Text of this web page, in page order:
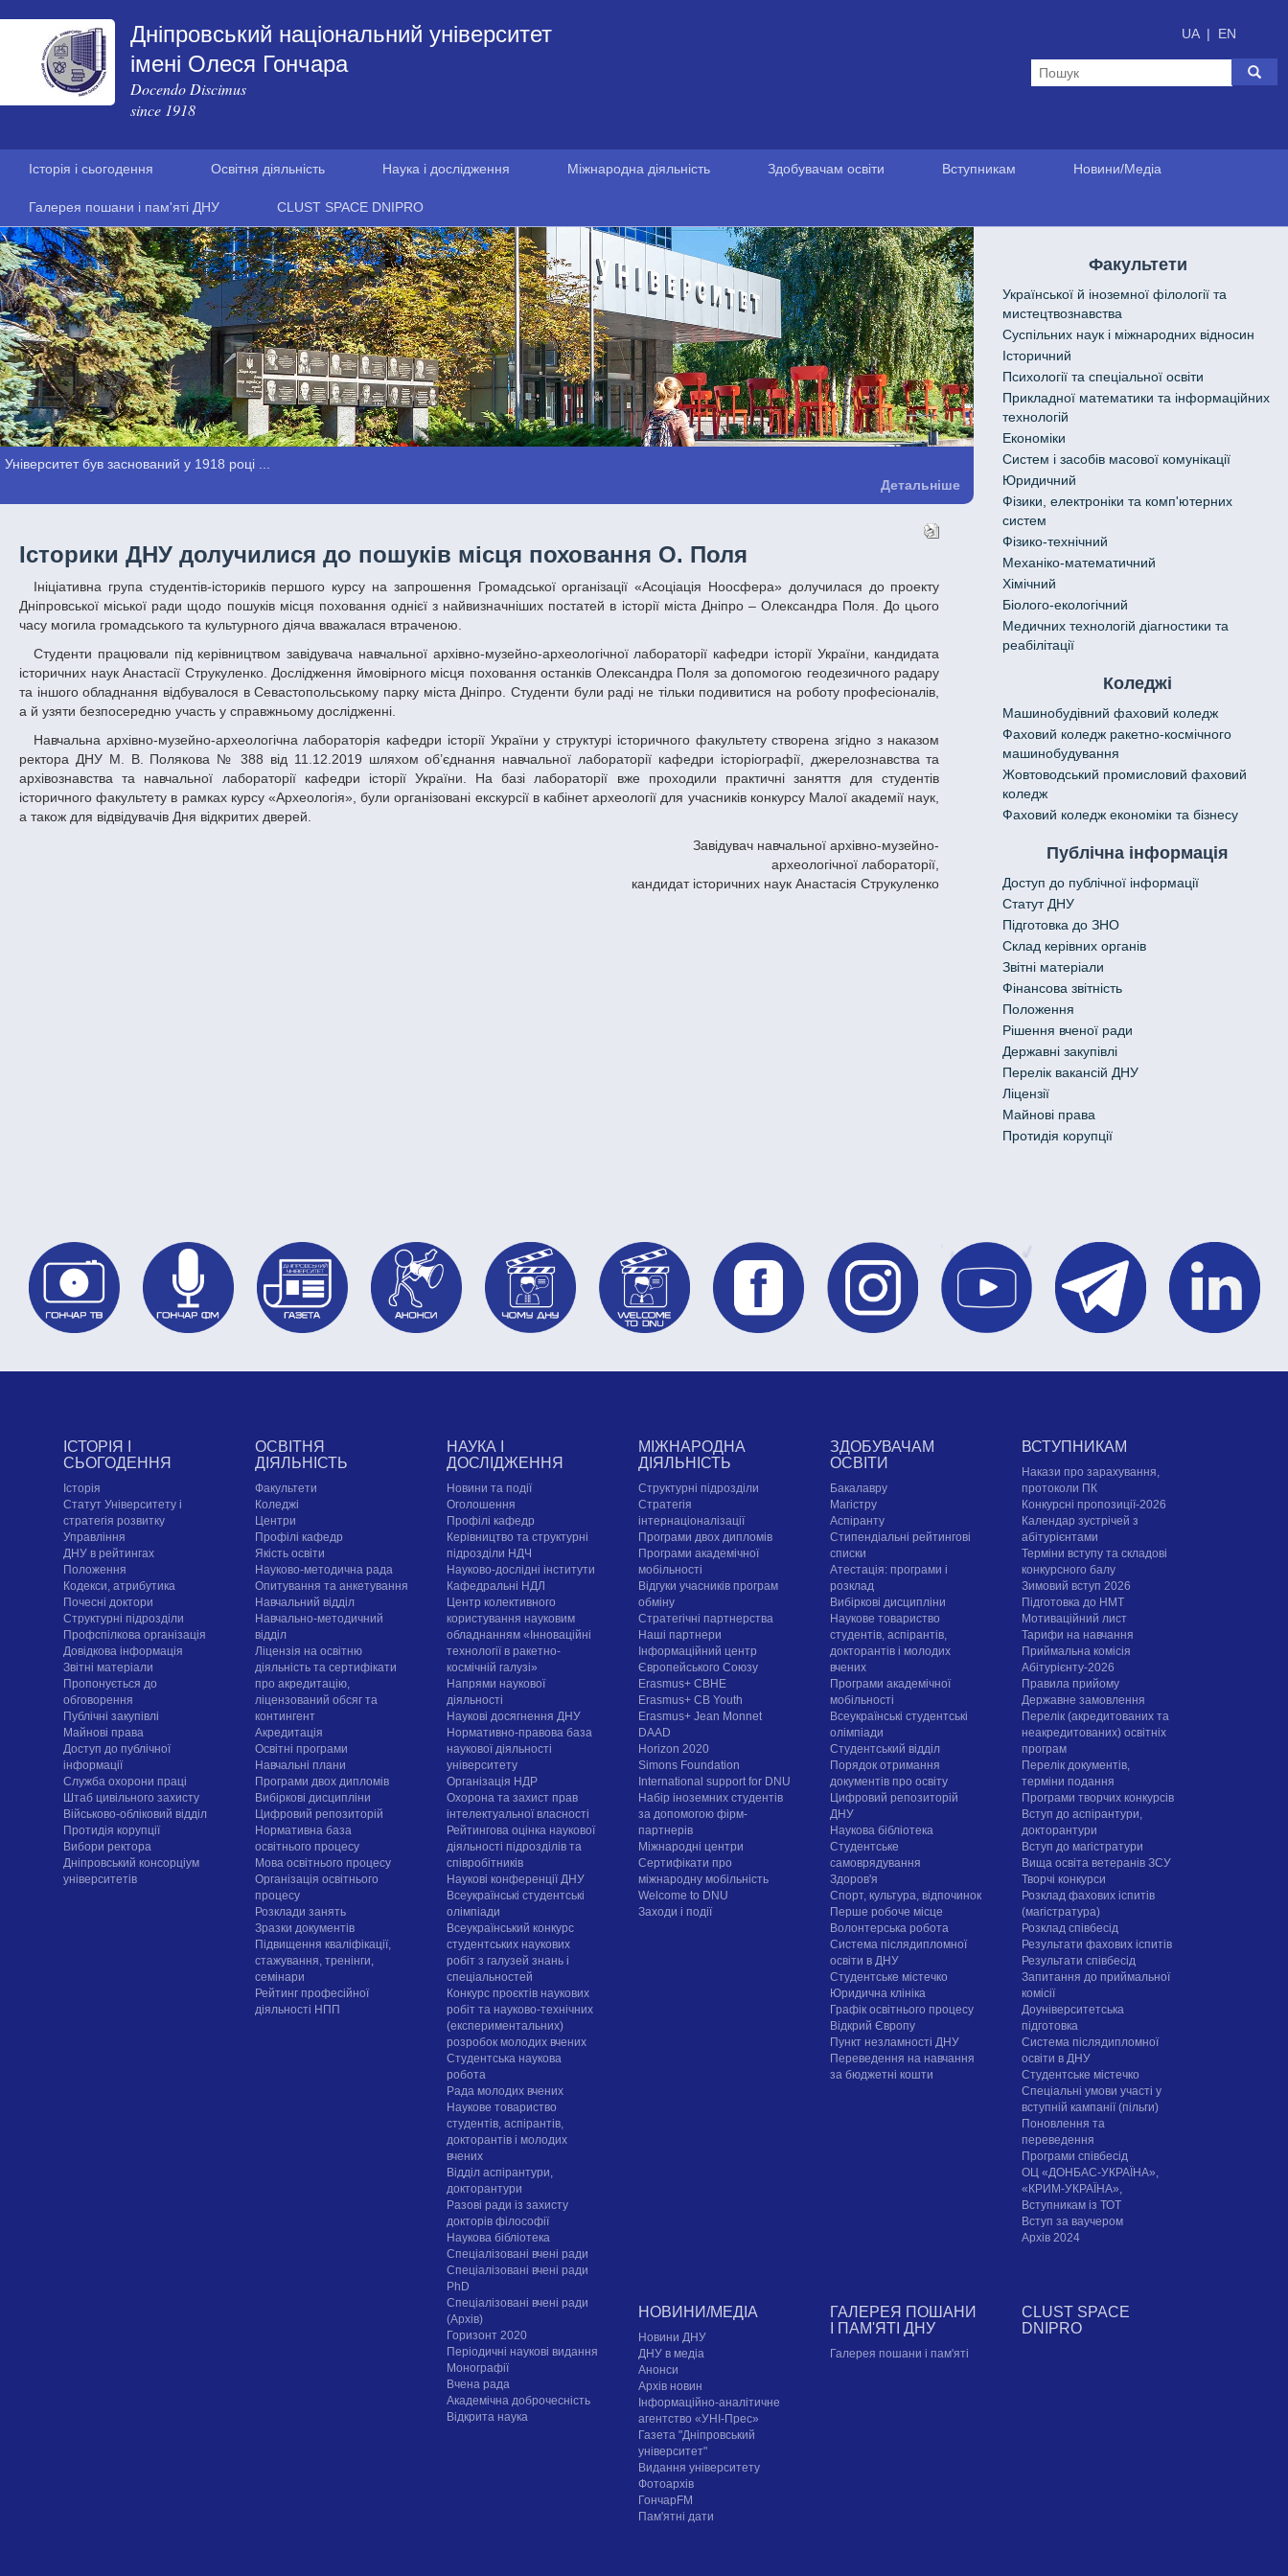
Дніпровський національний університет
імені Олеся Гончара
Docendo Discimus
since 1918
UA | EN
Історія і сьогодення Освітня діяльність Наука і дослідження Міжнародна діяльність Здобувачам освіти Вступникам Новини/Медіа
Галерея пошани і пам'яті ДНУ CLUST SPACE DNIPRO
Університет був заснований у 1918 році ...
Детальніше
Історики ДНУ долучилися до пошуків місця поховання О. Поля
Ініціативна група студентів-істориків першого курсу на запрошення Громадської організації «Асоціація Ноосфера» долучилася до проекту
Дніпровської міської ради щодо пошуків місця поховання однієї з найвизначніших постатей в історії міста Дніпро – Олександра Поля. До цього
часу могила громадського та культурного діяча вважалася втраченою.
Студенти працювали під керівництвом завідувача навчальної архівно-музейно-археологічної лабораторії кафедри історії України, кандидата
історичних наук Анастасії Струкуленко. Дослідження ймовірного місця поховання останків Олександра Поля за допомогою геодезичного радару
та іншого обладнання відбувалося в Севастопольському парку міста Дніпро. Студенти були раді не тільки подивитися на роботу професіоналів,
а й узяти безпосередню участь у справжньому дослідженні.
Навчальна архівно-музейно-археологічна лабораторія кафедри історії України у структурі історичного факультету створена згідно з наказом
ректора ДНУ М. В. Полякова № 388 від 11.12.2019 шляхом об’єднання навчальної лабораторії кафедри історіографії, джерелознавства та
архівознавства та навчальної лабораторії кафедри історії України. На базі лабораторії вже проходили практичні заняття для студентів
історичного факультету в рамках курсу «Археологія», були організовані екскурсії в кабінет археології для учасників конкурсу Малої академії наук,
а також для відвідувачів Дня відкритих дверей.
Завідувач навчальної архівно-музейно-
археологічної лабораторії,
кандидат історичних наук Анастасія Струкуленко
Факультети
Української й іноземної філології та
мистецтвознавства
Cуспільних наук і міжнародних відносин
Історичний
Психології та спеціальної освіти
Прикладної математики та інформаційних
технологій
Економіки
Систем і засобів масової комунікації
Юридичний
Фізики, електроніки та комп'ютерних
систем
Фізико-технічний
Механіко-математичний
Хімічний
Біолого-екологічний
Медичних технологій діагностики та
реабілітації
Коледжі
Машинобудівний фаховий коледж
Фаховий коледж ракетно-космічного
машинобудування
Жовтоводський промисловий фаховий
коледж
Фаховий коледж економіки та бізнесу
Публічна інформація
Доступ до публічної інформації
Статут ДНУ
Підготовка до ЗНО
Склад керівних органів
Звітні матеріали
Фінансова звітність
Положення
Рішення вченої ради
Державні закупівлі
Перелік вакансій ДНУ
Ліцензії
Майнові права
Протидія корупції
ІСТОРІЯ І
СЬОГОДЕННЯ
Історія
Статут Університету і
стратегія розвитку
Управління
ДНУ в рейтингах
Положення
Кодекси, атрибутика
Почесні доктори
Структурні підрозділи
Профспілкова організація
Довідкова інформація
Звітні матеріали
Пропонується до
обговорення
Публічні закупівлі
Майнові права
Доступ до публічної
інформації
Служба охорони праці
Штаб цивільного захисту
Військово-обліковий відділ
Протидія корупції
Вибори ректора
Дніпровський консорціум
університетів
ОСВІТНЯ
ДІЯЛЬНІСТЬ
Факультети
Коледжі
Центри
Профілі кафедр
Якість освіти
Науково-методична рада
Опитування та анкетування
Навчальний відділ
Навчально-методичний
відділ
Ліцензія на освітню
діяльність та сертифікати
про акредитацію,
ліцензований обсяг та
контингент
Акредитація
Освітні програми
Навчальні плани
Програми двох дипломів
Вибіркові дисципліни
Цифровий репозиторій
Нормативна база
освітнього процесу
Мова освітнього процесу
Організація освітнього
процесу
Розклади занять
Зразки документів
Підвищення кваліфікації,
стажування, тренінги,
семінари
Рейтинг професійної
діяльності НПП
НАУКА І
ДОСЛІДЖЕННЯ
Новини та події
Оголошення
Профілі кафедр
Керівництво та структурні
підрозділи НДЧ
Науково-дослідні інститути
Кафедральні НДЛ
Центр колективного
користування науковим
обладнанням «Інноваційні
технології в ракетно-
космічній галузі»
Напрями наукової
діяльності
Наукові досягнення ДНУ
Нормативно-правова база
наукової діяльності
університету
Організація НДР
Охорона та захист прав
інтелектуальної власності
Рейтингова оцінка наукової
діяльності підрозділів та
співробітників
Наукові конференції ДНУ
Всеукраїнські студентські
олімпіади
Всеукраїнський конкурс
студентських наукових
робіт з галузей знань і
спеціальностей
Конкурс проєктів наукових
робіт та науково-технічних
(експериментальних)
розробок молодих вчених
Студентська наукова
робота
Рада молодих вчених
Наукове товариство
студентів, аспірантів,
докторантів і молодих
вчених
Відділ аспірантури,
докторантури
Разові ради із захисту
докторів філософії
Наукова бібліотека
Спеціалізовані вчені ради
Спеціалізовані вчені ради
PhD
Спеціалізовані вчені ради
(Архів)
Горизонт 2020
Періодичні наукові видання
Монографії
Вчена рада
Академічна доброчесність
Відкрита наука
МІЖНАРОДНА
ДІЯЛЬНІСТЬ
Структурні підрозділи
Стратегія
інтернаціоналізації
Програми двох дипломів
Програми академічної
мобільності
Відгуки учасників програм
обміну
Стратегічні партнерства
Наші партнери
Інформаційний центр
Європейського Союзу
Erasmus+ CBHE
Erasmus+ CB Youth
Erasmus+ Jean Monnet
DAAD
Horizon 2020
Simons Foundation
International support for DNU
Набір іноземних студентів
за допомогою фірм-
партнерів
Міжнародні центри
Сертифікати про
міжнародну мобільність
Welcome to DNU
Заходи і події
ЗДОБУВАЧАМ
ОСВІТИ
Бакалавру
Магістру
Аспіранту
Стипендіальні рейтингові
списки
Атестація: програми і
розклад
Вибіркові дисципліни
Наукове товариство
студентів, аспірантів,
докторантів і молодих
вчених
Програми академічної
мобільності
Всеукраїнські студентські
олімпіади
Студентський відділ
Порядок отримання
документів про освіту
Цифровий репозиторій
ДНУ
Наукова бібліотека
Студентське
самоврядування
Здоров'я
Спорт, культура, відпочинок
Перше робоче місце
Волонтерська робота
Система післядипломної
освіти в ДНУ
Cтудентське містечко
Юридична клініка
Графік освітнього процесу
Відкрий Європу
Пункт незламності ДНУ
Переведення на навчання
за бюджетні кошти
ВСТУПНИКАМ
Накази про зарахування,
протоколи ПК
Конкурсні пропозиції-2026
Календар зустрічей з
абітурієнтами
Терміни вступу та складові
конкурсного балу
Зимовий вступ 2026
Підготовка до НМТ
Мотиваційний лист
Тарифи на навчання
Приймальна комісія
Абітурієнту-2026
Правила прийому
Державне замовлення
Перелік (акредитованих та
неакредитованих) освітніх
програм
Перелік документів,
терміни подання
Програми творчих конкурсiв
Вступ до аспірантури,
докторантури
Вступ до магістратури
Вища освіта ветеранів ЗСУ
Творчі конкурси
Розклад фахових іспитів
(магістратура)
Розклад співбесід
Результати фахових іспитів
Результати співбесід
Запитання до приймальної
комісії
Доуніверситетська
підготовка
Система післядипломної
освіти в ДНУ
Cтудентське містечко
Спеціальні умови участі у
вступній кампанії (пільги)
Поновлення та
переведення
Програми співбесід
ОЦ «ДОНБАС-УКРАЇНА»,
«КРИМ-УКРАЇНА»,
Вступникам із ТОТ
Вступ за ваучером
Архів 2024
НОВИНИ/МЕДІА
Новини ДНУ
ДНУ в медіа
Анонси
Архів новин
Інформаційно-аналітичне
агентство «УНІ-Прес»
Газета "Дніпровський
університет"
Видання університету
Фотоархів
ГончарFM
Пам'ятні дати
ГАЛЕРЕЯ ПОШАНИ
І ПАМ'ЯТІ ДНУ
Галерея пошани і пам'яті
CLUST SPACE
DNIPRO